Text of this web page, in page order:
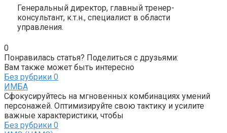
Генеральный директор, главный тренер-
консультант, к.т.н., специалист в области
управления.
0
Понравилась статья? Поделиться с друзьями:
Вам также может быть интересно
Без рубрики 0
ИМБА
Сфокусируйтесь на мгновенных комбинациях умений
персонажей. Оптимизируйте свою тактику и усилите
важные характеристики, чтобы
Без рубрики 0